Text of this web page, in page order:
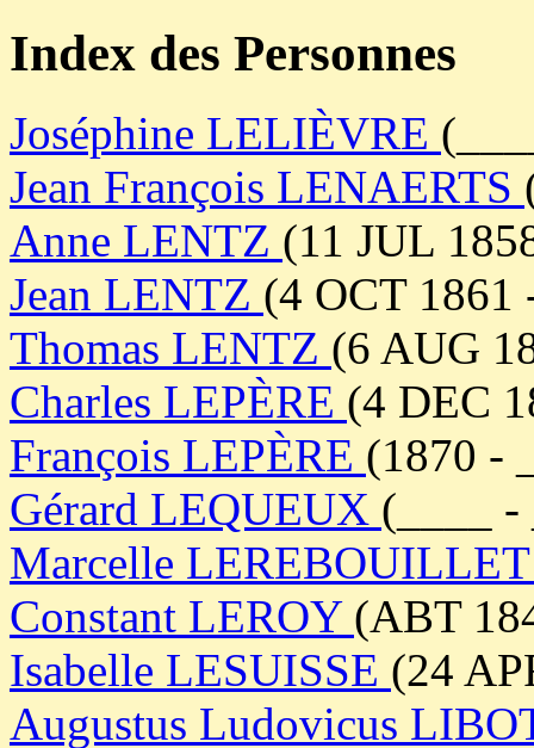
Index des Personnes
Joséphine LELIÈVRE
Jean François LENAERTS
Anne LENTZ (11 JUL
Jean LENTZ (4 OCT 1861
Thomas LENTZ (6 AUG
Charles LEPÈRE (4 DEC
François LEPÈRE (1870 -
Gérard LEQUEUX (____ -
Marcelle
Constant LEROY (ABT
Isabelle LESUISSE (24
Augustus Ludovicus